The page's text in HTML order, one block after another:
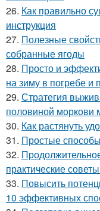
26. Как правильно
инструкция
27. Полезные
собранные ягоды
28. Просто и
на зиму в погребе и
29. Стратегия
половиной моркови
30. Как растянуть
31. Простые
32.
практические
33. Повысить
10 эффективных